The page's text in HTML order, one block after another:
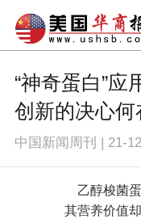
“神奇蛋白”应
创新的决心何
中国新闻周刊 | 21-
乙醇梭菌
其营养价值